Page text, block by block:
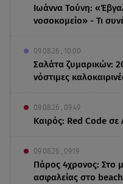
Ιωάννα Τούνη:
νοσοκομείο» - Τι
09.08.26 , 10:00
Σαλάτα ζυμαρικών:
νόστιμες
09.08.26 , 09:49
Καιρός: Red Code σε
09.08.26 , 09:19
Πάρος 4χρονος: Στο
ασφαλείας στο